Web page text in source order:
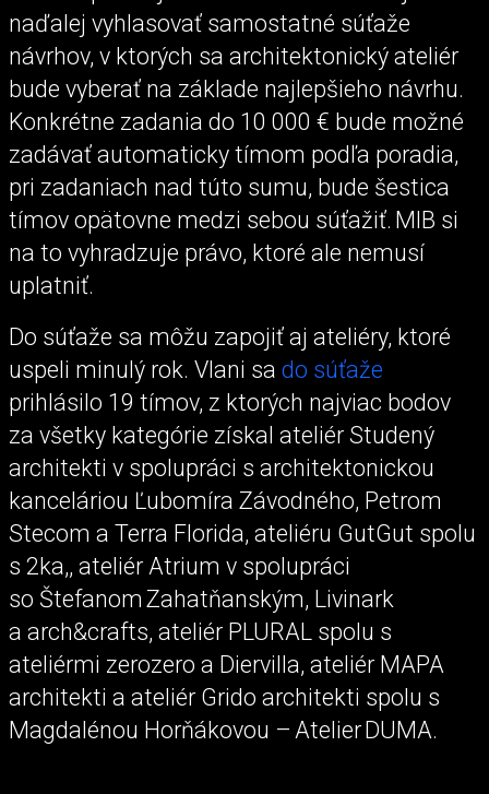
naďalej vyhlasovať samostatné súťaže
návrhov, v ktorých sa architektonický ateliér
bude vyberať na základe najlepšieho návrhu.
Konkrétne zadania do 10 000 € bude možné
zadávať automaticky tímom podľa poradia,
pri zadaniach nad túto sumu, bude šestica
tímov opätovne medzi sebou súťažiť. MIB si
na to vyhradzuje právo, ktoré ale nemusí
uplatniť.
Do súťaže sa môžu zapojiť aj ateliéry, ktoré
uspeli minulý rok. Vlani sa do súťaže
prihlásilo 19 tímov, z ktorých najviac bodov
za všetky kategórie získal ateliér Studený
architekti v spolupráci s architektonickou
kanceláriou Ľubomíra Závodného, Petrom
Stecom a Terra Florida, ateliéru GutGut spolu
s 2ka,, ateliér Atrium v spolupráci
so Štefanom Zahatňanským, Livinark
a arch&crafts, ateliér PLURAL spolu s
ateliérmi zerozero a Diervilla, ateliér MAPA
architekti a ateliér Grido architekti spolu s
Magdalénou Horňákovou – Atelier DUMA.